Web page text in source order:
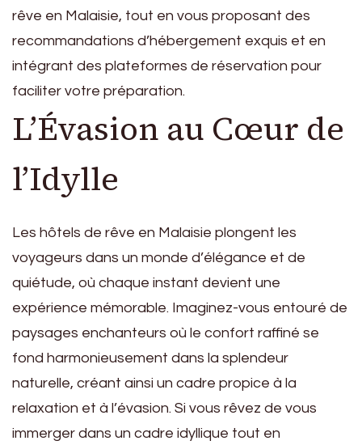
rêve en Malaisie, tout en vous proposant des
recommandations d’hébergement exquis et en
intégrant des plateformes de réservation pour
faciliter votre préparation.
L’Évasion au Cœur de
l’Idylle
Les hôtels de rêve en Malaisie plongent les
voyageurs dans un monde d’élégance et de
quiétude, où chaque instant devient une
expérience mémorable. Imaginez-vous entouré de
paysages enchanteurs où le confort raffiné se
fond harmonieusement dans la splendeur
naturelle, créant ainsi un cadre propice à la
relaxation et à l’évasion. Si vous rêvez de vous
immerger dans un cadre idyllique tout en